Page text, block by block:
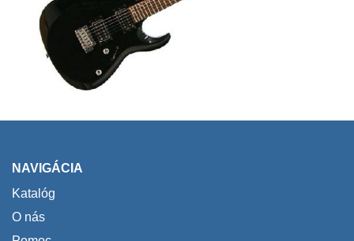
NAVIGÁCIA
Katalóg
O nás